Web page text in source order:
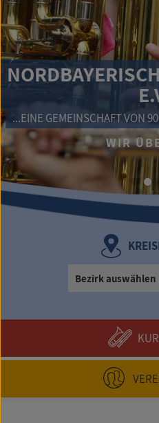
VON 900 VEREINEN AUS 4
ÜBER UNS
Bezirk auswählen